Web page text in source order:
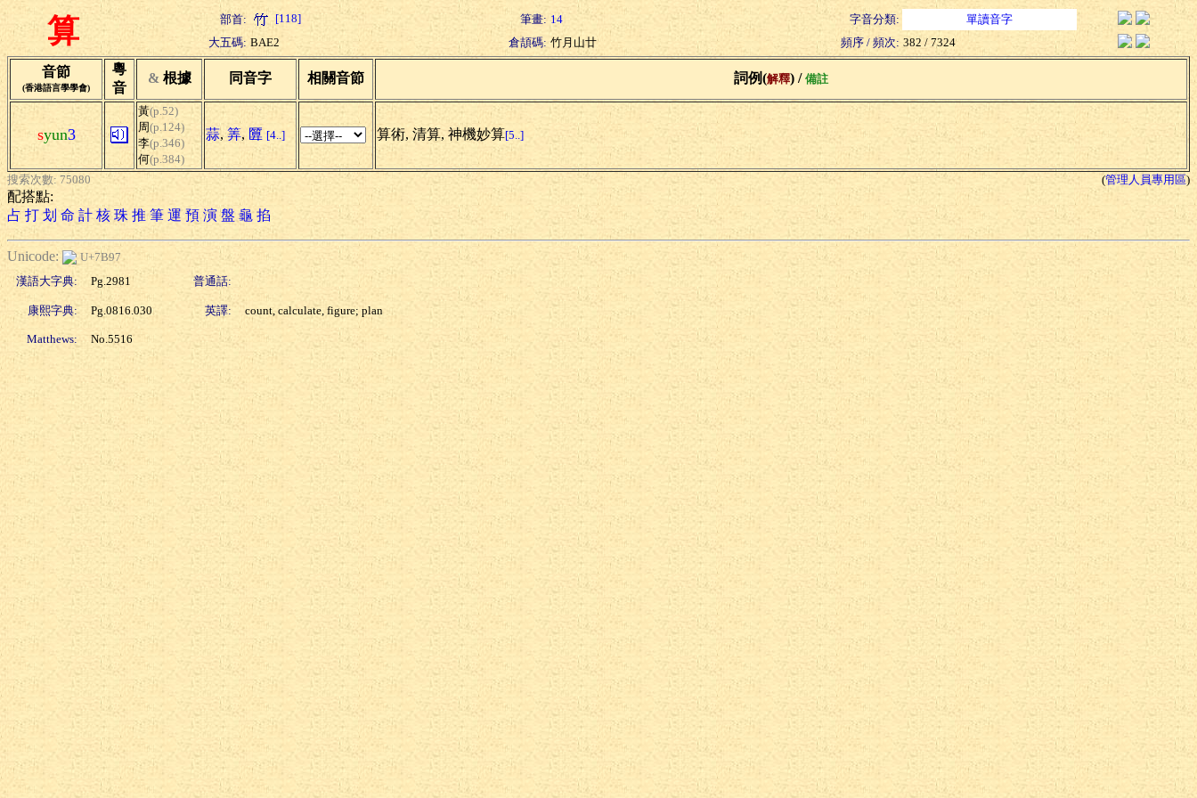
算 部首: [118] 筆畫: 14 字音分類:
單讀音字
大五碼: BAE2 倉頡碼: 竹月山廿 頻序 / 頻次: 382 / 7324
音節
(香港語言學學會)
粵
音
& 根據 同音字 相關音節 詞例(解釋) / 備註
syun3
黃(p.52)
周(p.124)
李(p.346)
何(p.384)
蒜, 筭, 匴 [4..] 算術, 清算, 神機妙算[5..]
搜索次數: 75080 (管理人員專用區)
配搭點:
占 打 划 命 計 核 珠 推 筆 運 預 演 盤 龜 掐
Unicode:
U+7B97
漢語大字典:
Pg.2981 普通話:
康熙字典: Pg.0816.030 英譯: count, calculate, figure; plan
Matthews: No.5516